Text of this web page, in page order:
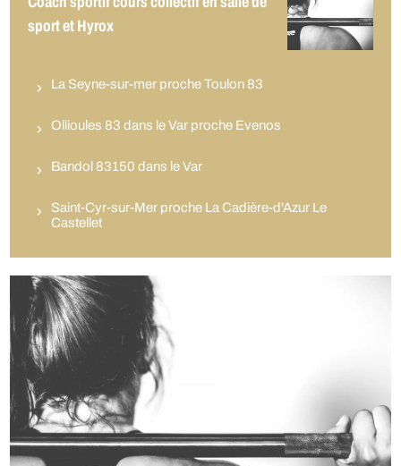
sport et Hyrox
La Seyne-sur-mer proche Toulon 83
Ollioules 83 dans le Var proche Evenos
Bandol 83150 dans le Var
Saint-Cyr-sur-Mer proche La Cadière-d'Azur Le
Castellet